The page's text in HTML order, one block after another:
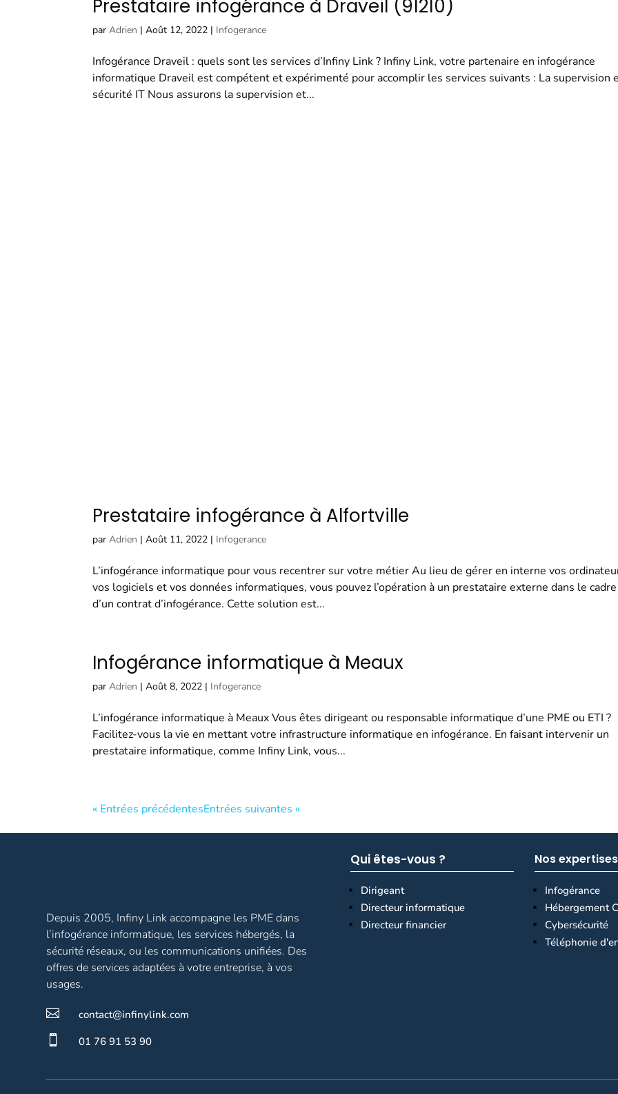
Prestataire infogérance à Draveil (91210)
parAdrien |Août 12, 2022 | Infogerance
Infogérance Draveil : quels sont les services d’Infiny Link ? Infiny Link, votre partenaire en infogérance
informatique Draveil est compétent et expérimenté pour accomplir les services suivants : La supervision
sécurité IT Nous assurons la supervision et...
Prestataire infogérance à Alfortville
parAdrien |Août 11, 2022 | Infogerance
L’infogérance informatique pour vous recentrer sur votre métier Au lieu de gérer en interne vos
vos logiciels et vos données informatiques, vous pouvez l’opération à un prestataire externe dans le cadre
d’un contrat d’infogérance. Cette solution est...
Infogérance informatique à Meaux
parAdrien |Août 8, 2022 | Infogerance
L’infogérance informatique à Meaux Vous êtes dirigeant ou responsable informatique d’une PME ou ETI ?
Facilitez-vous la vie en mettant votre infrastructure informatique en infogérance. En faisant intervenir un
prestataire informatique, comme Infiny Link, vous...
« Entrées précédentesEntrées suivantes »
Depuis 2005, Infiny Link accompagne les PME dans
l’infogérance informatique, les services hébergés, la
sécurité réseaux, ou les communications unifiées. Des
offres de services adaptées à votre entreprise, à vos
usages.
 contact@infinylink.com
 01 76 91 53 90
Qui êtes-vous ?
Dirigeant
Directeur informatique
Directeur financier
Nos expertises
Infogérance
Hébergement
Cybersécurité
Téléphonie